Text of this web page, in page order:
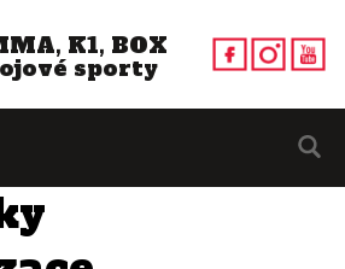
K1, BOX
sporty